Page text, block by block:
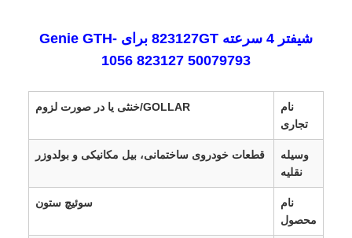
شیفتر 4 سرعته 823127GT برای Genie GTH-
1056 823127 50079793
نام
تجاری
GOLLAR/خنثی یا در صورت لزوم
وسیله
نقلیه
قطعات خودروی ساختمانی، بیل مکانیکی و بولدوزر
نام
محصول
سوئیچ ستون